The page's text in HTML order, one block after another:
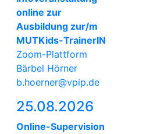
online zur
Ausbildung zur/m
MUTKids-TrainerIN
Zoom-Plattform
Bärbel Hörner
b.hoerner@vpip.de
25.08.2026
Online-Supervision